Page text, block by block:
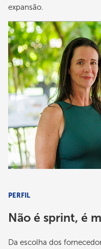
expansão.
PERFIL
Não é sprint, é
Da escolha dos